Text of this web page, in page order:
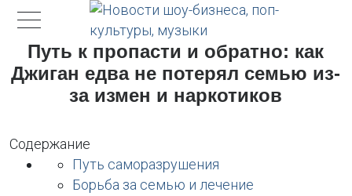
Путь к пропасти и обратно: как
Джиган едва не потерял семью из-
за измен и наркотиков
Содержание
Путь саморазрушения
Борьба за семью и лечение